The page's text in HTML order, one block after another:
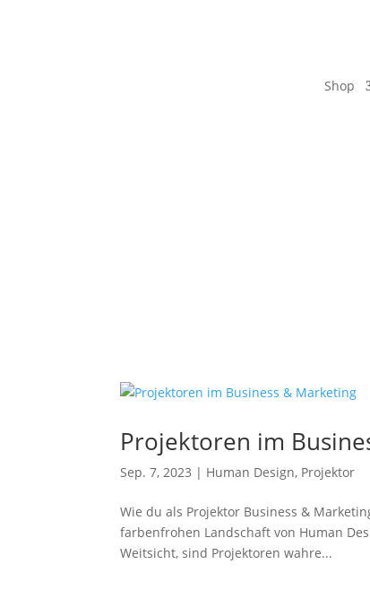
Shop
Projektoren im
Sep. 7, 2023 | Human Design, Projektor
Wie du als Projektor Business &
farbenfrohen Landschaft von Human
Weitsicht, sind Projektoren wahre...